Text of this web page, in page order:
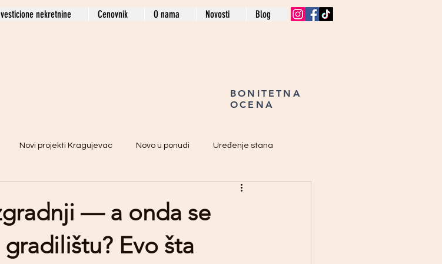
nekretnine Cenovnik O nama Novosti Blog
BONITETNA
OCENA
Novi projekti Kragujevac Novo u ponudi Uređenje stana
— a onda se
Evo šta